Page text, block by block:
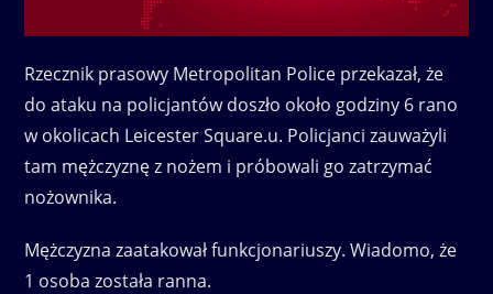
Rzecznik prasowy Metropolitan Police przekazał, że
do ataku na policjantów doszło około godziny 6 rano
w okolicach Leicester Square.u. Policjanci zauważyli
tam mężczyznę z nożem i próbowali go zatrzymać
nożownika.
Mężczyzna zaatakował funkcjonariuszy. Wiadomo, że
1 osoba została ranna.